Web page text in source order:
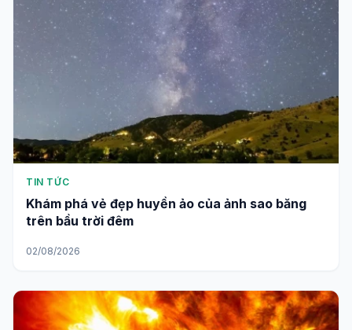
TIN TỨC
Khám phá vẻ đẹp huyền ảo của ảnh sao băng
trên bầu trời đêm
02/08/2026